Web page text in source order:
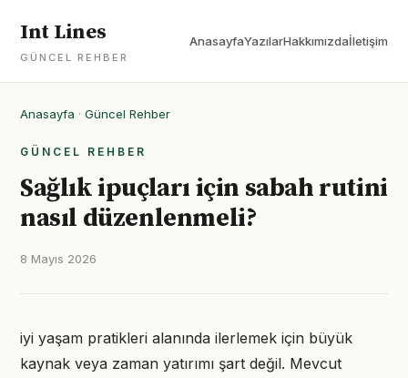
Int Lines
GÜNCEL REHBER
AnasayfaYazılarHakkımızdaİletişim
Anasayfa · Güncel Rehber
GÜNCEL REHBER
Sağlık ipuçları için sabah rutini
nasıl düzenlenmeli?
8 Mayıs 2026
iyi yaşam pratikleri alanında ilerlemek için büyük
kaynak veya zaman yatırımı şart değil. Mevcut